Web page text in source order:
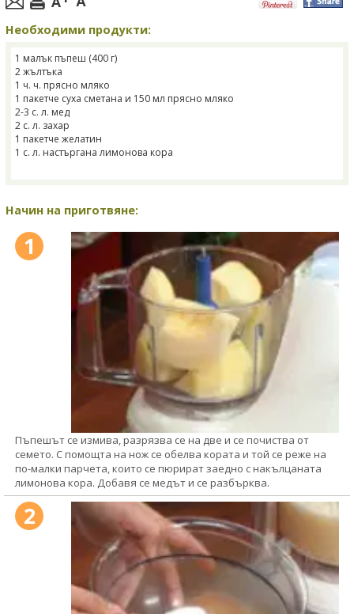
Необходими продукти:
1 малък пъпеш (400 г)
2 жълтъка
1 ч. ч. прясно мляко
1 пакетче суха сметана и 150 мл прясно мляко
2-3 с. л. мед
2 с. л. захар
1 пакетче желатин
1 с. л. настъргана лимонова кора
Начин на приготвяне:
1
Пъпешът се измива, разрязва се на две и се почиства от
семето. С помощта на нож се обелва кората и той се реже на
по-малки парчета, които се пюрират заедно с накълцаната
лимонова кора. Добавя се медът и се разбърква.
2